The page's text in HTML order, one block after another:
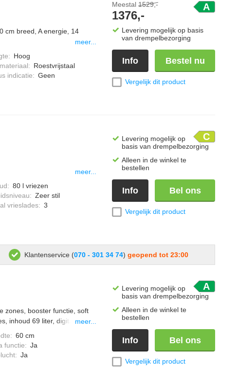
cm breed, A energie, 14
meer...
: Hoog
: Roestvrijstaal
indicatie: Geen
A
Meestal 1529,-
1376,-
Levering mogelijk op basis
van drempelbezorging
Info Bestel nu
Vergelijk dit product
meer...
: 80 l vriezen
: Zeer stil
vrieslades: 3
C
Levering mogelijk op
basis van drempelbezorging
Alleen in de winkel te
bestellen
Info Bel ons
Vergelijk dit product
Klantenservice (070 - 301 34 74)geopend tot 23:00
zones, booster functie, soft
inhoud 69 liter, digitalemeer...
: 60 cm
functie: Ja
: Ja
A
Levering mogelijk op
basis van drempelbezorging
Alleen in de winkel te
bestellen
Info Bel ons
Vergelijk dit product